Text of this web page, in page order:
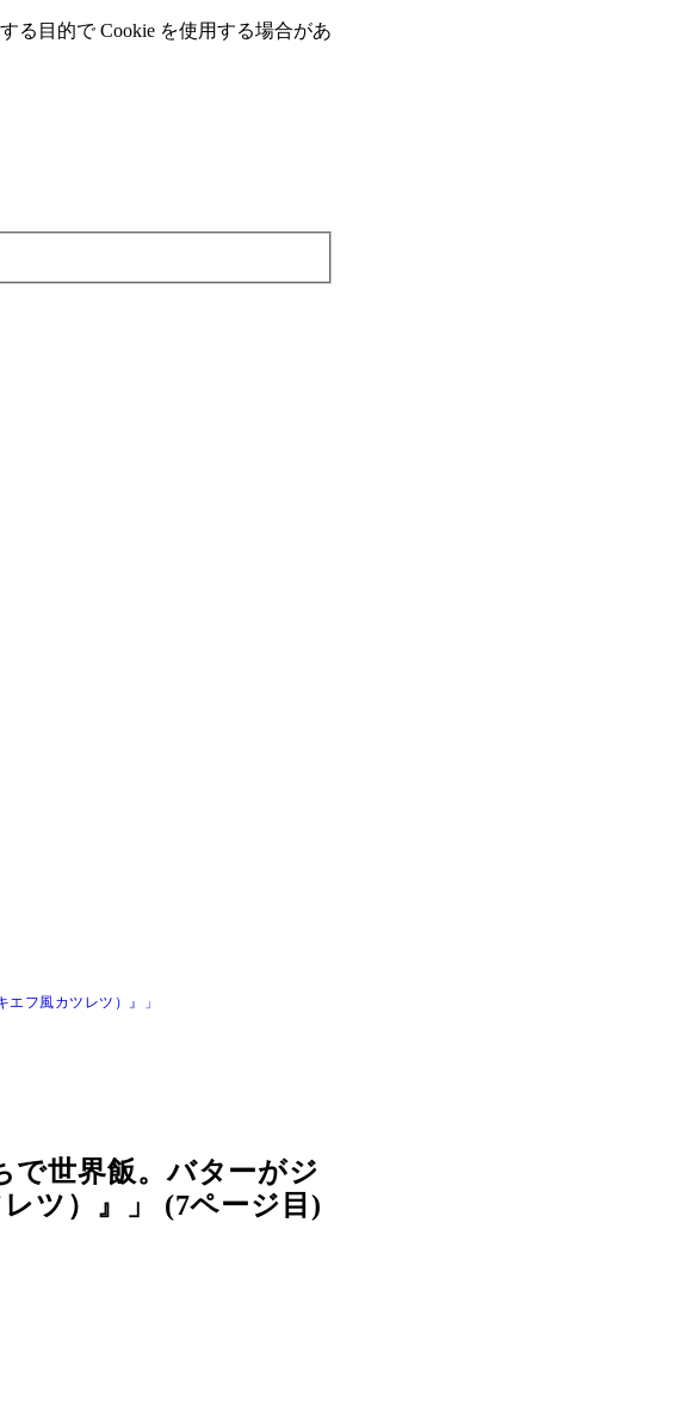
る⽬的で Cookie を使⽤する場合があ
フ風カツレツ）』」
で世界飯。バターがジ
ツ）』」 (7ページ目)